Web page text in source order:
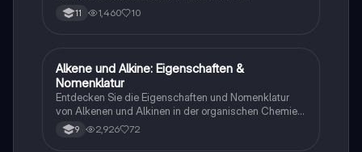
11 1,460 10
Chemie
Alkene und Alkine: Eigenschaften &
Nomenklatur
Entdecken Sie die Eigenschaften und Nomenklatur
von Alkenen und Alkinen in der organischen Chemie.
Diese Zusammenfassung behandelt die Struktur,
Isomerie, allgemeine Formeln und Reaktionen
9 2,926 72